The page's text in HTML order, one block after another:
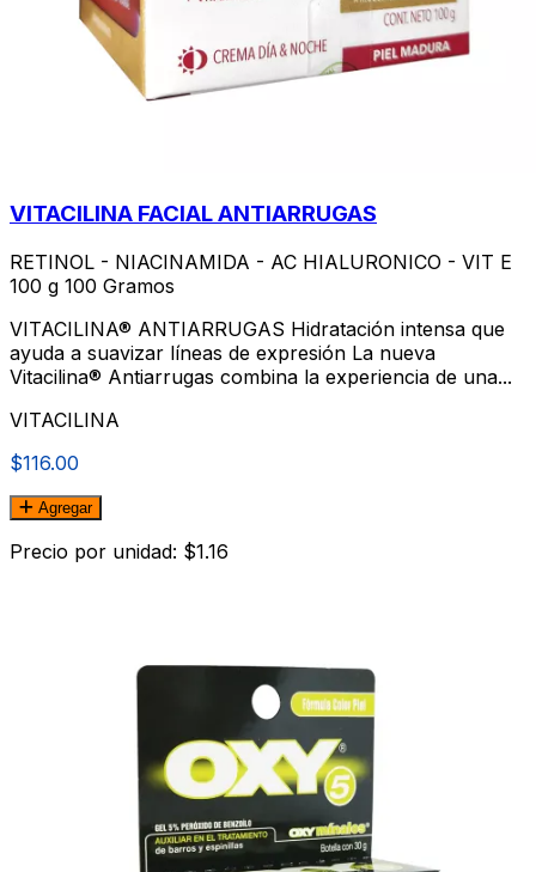
VITACILINA FACIAL ANTIARRUGAS
RETINOL - NIACINAMIDA - AC HIALURONICO - VIT E
100 g 100 Gramos
VITACILINA® ANTIARRUGAS Hidratación intensa que
ayuda a suavizar líneas de expresión La nueva
Vitacilina® Antiarrugas combina la experiencia de una...
VITACILINA
$116.00
Agregar
Precio por unidad: $1.16